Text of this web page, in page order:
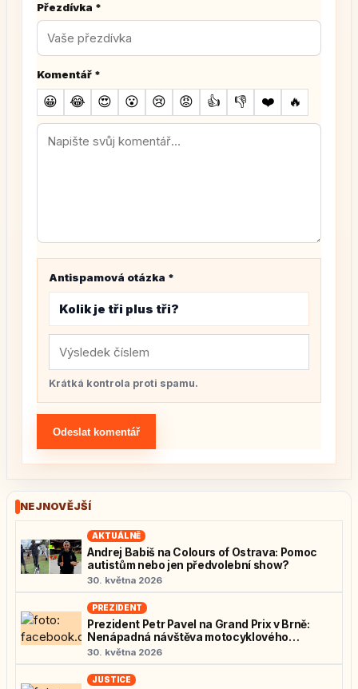
Přezdívka *
Komentář *
😀 😂 😍 😮 😢 😡 👍 👎 ❤️ 🔥
Antispamová otázka *
Kolik je tři plus tři?
Krátká kontrola proti spamu.
Odeslat komentář
NEJNOVĚJŠÍ
AKTUÁLNĚ
Andrej Babiš na Colours of Ostrava: Pomoc
autistům nebo jen předvolební show?
30. května 2026
PREZIDENT
Prezident Petr Pavel na Grand Prix v Brně:
Nenápadná návštěva motocyklového
nadšence
30. května 2026
JUSTICE